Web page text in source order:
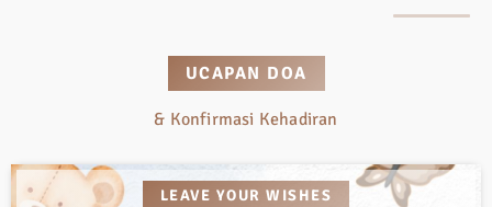
UCAPAN DOA
& Konfirmasi Kehadiran
LEAVE YOUR WISHES